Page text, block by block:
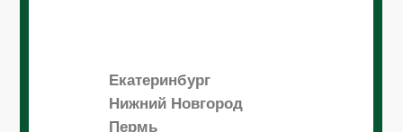
Екатеринбург
Нижний Новгород
Пермь